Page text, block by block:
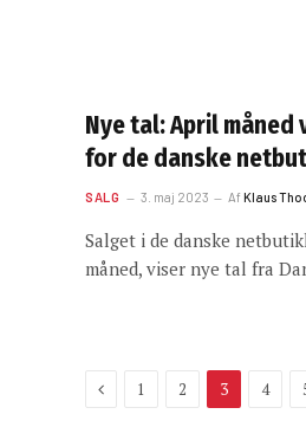
Nye tal: April
for de danske
SALG 3. maj 2023 AfKlaus
Salget i de danske
måned, viser nye tal fra
Previous
1 2 3 4